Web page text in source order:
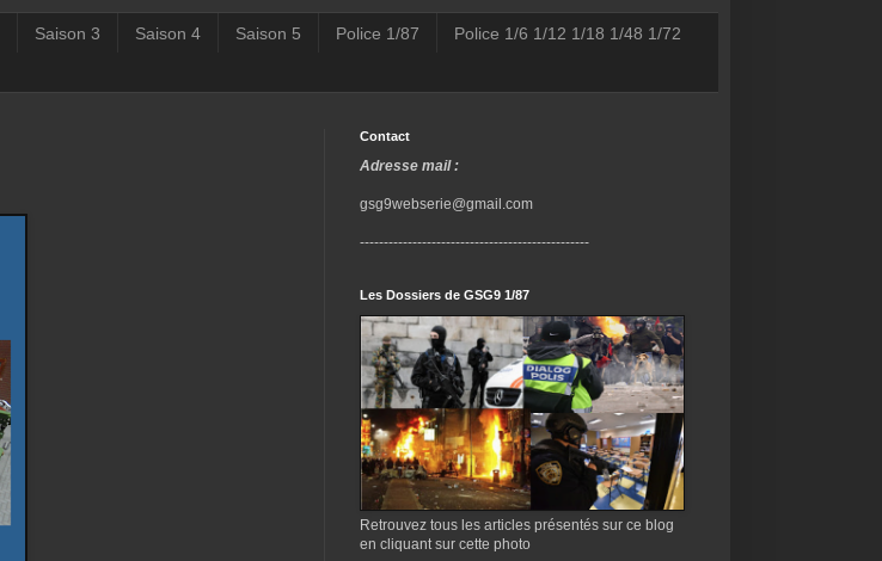
Saison 3 Saison 4 Saison 5 Police 1/87 Police 1/6 1/12 1/18 1/48 1/72
Contact
Adresse mail :
gsg9webserie@gmail.com
------------------------------------------------
Les Dossiers de GSG9 1/87
Retrouvez tous les articles présentés sur ce blog
en cliquant sur cette photo